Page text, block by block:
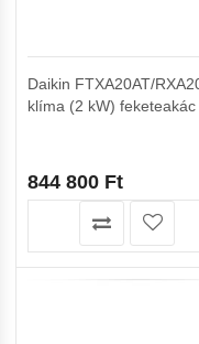
Daikin FTXA20AT/
klíma (2 kW) feketeakác
844 800 Ft